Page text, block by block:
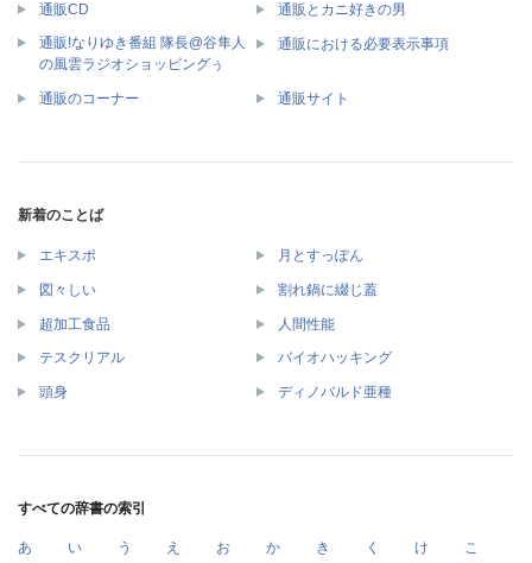
通販CD
通販とカニ好きの男
通販!なりゆき番組 隊長@谷隼人
の風雲ラジオショッピングぅ
通販における必要表示事項
通販のコーナー 通販サイト
新着のことば
エキスポ 月とすっぽん
図々しい 割れ鍋に綴じ蓋
超加工食品 人間性能
テスクリアル バイオハッキング
頭身 ディノバルド亜種
すべての辞書の索引
あ い う え お か き く け こ